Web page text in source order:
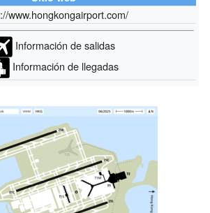
www.hongkongairport.com/
Información de salidas
Información de llegadas